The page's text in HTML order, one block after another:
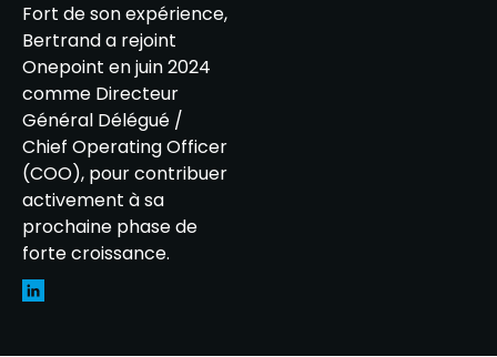
Fort de son expérience,
Bertrand a rejoint
Onepoint en juin 2024
comme Directeur
Général Délégué /
Chief Operating Officer
(COO), pour contribuer
activement à sa
prochaine phase de
forte croissance.